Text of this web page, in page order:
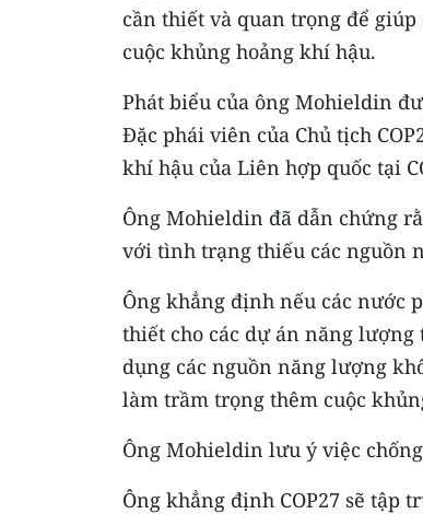
cần thiết và quan trọng để
cuộc khủng hoảng khí hậu.
Phát biểu của ông Mohieldin
Đặc phái viên của Chủ tịch
khí hậu của Liên hợp quốc tại
Ông Mohieldin đã dẫn chứng
với tình trạng thiếu các nguồn
Ông khẳng định nếu các nước
thiết cho các dự án năng
dụng các nguồn năng lượng
làm trầm trọng thêm cuộc
Ông Mohieldin lưu ý việc
Ông khẳng định COP27 sẽ tập